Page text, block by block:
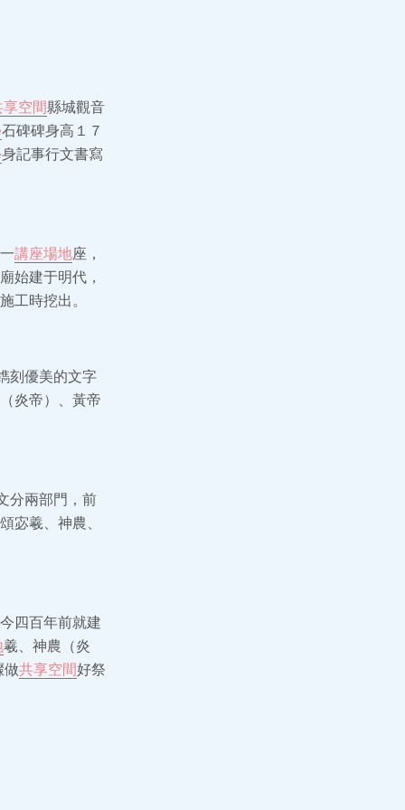
享空間縣城觀音
石碑碑身高１７
身記事行文書寫
講座場地座，
始建于明代，
工時挖出。
刻優美的文字
炎帝）、黃帝
分兩部門，前
宓羲、神農、
四百年前就建
羲、神農（炎
做共享空間好祭